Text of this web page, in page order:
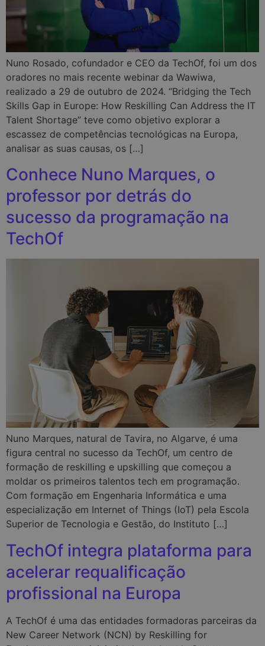
Nuno Rosado, cofundador e CEO da TechOf, foi um dos
oradores no mais recente webinar da Wawiwa,
realizado a 29 de outubro de 2024. “Bridging the Tech
Skills Gap in Europe: How Reskilling Can Address the IT
Talent Shortage” teve como objetivo explorar a
escassez de competências tecnológicas na Europa,
analisar as suas causas, os […]
Conhece Nuno Marques, o
professor por detrás do
sucesso da programação na
TechOf
Nuno Marques, natural de Tavira, no Algarve, é uma
figura central no sucesso da TechOf, um centro de
formação de reskilling e upskilling que começou a
moldar os primeiros talentos tech em programação.
Com formação em Engenharia Informática e uma
especialização em Internet of Things (IoT) pela Escola
Superior de Tecnologia e Gestão, do Instituto […]
TechOf integra plataforma para
acelerar requalificação
profissional na Europa
A TechOf é uma das entidades formadoras parceiras da
New Career Network (NCN) by Reskilling for